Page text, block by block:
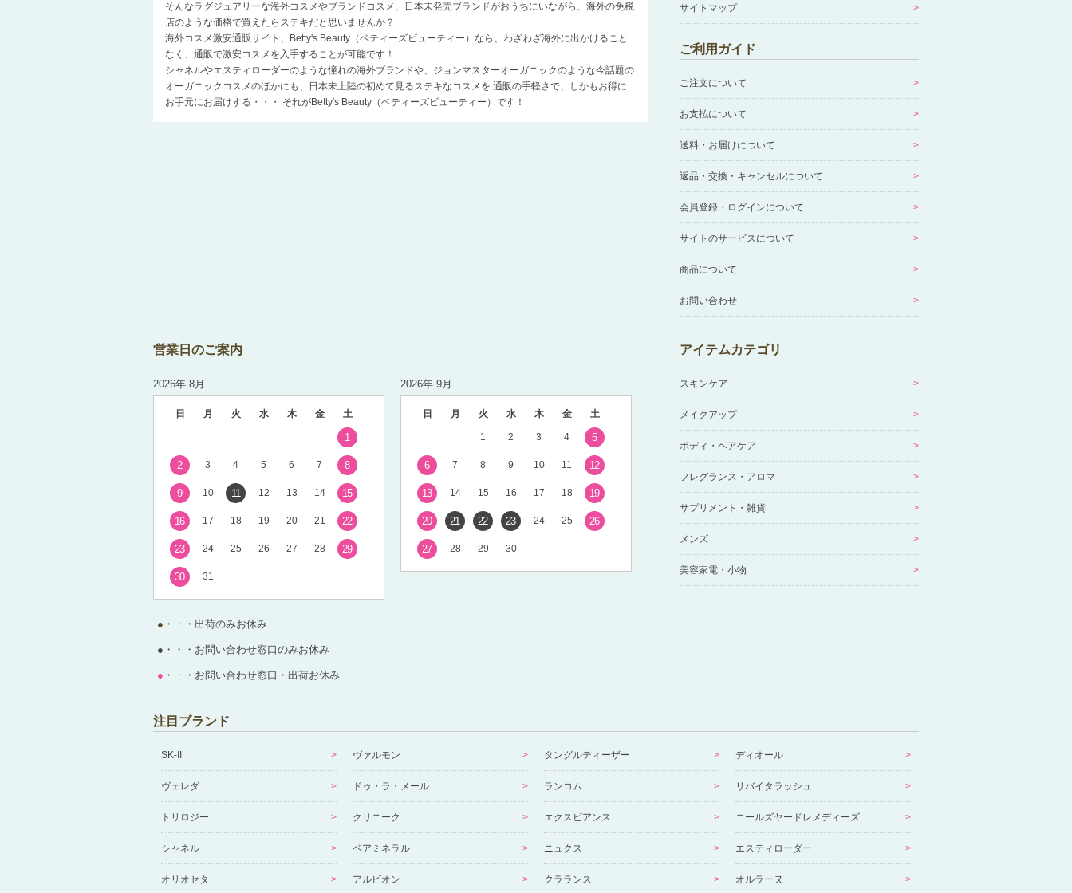
そんなラグジュアリーな海外コスメやブランドコスメ、日本未発売ブランドがおうちにいながら、海外の免税
店のような価格で買えたらステキだと思いませんか？
海外コスメ激安通販サイト、Betty's Beauty（ベティーズビューティー）なら、わざわざ海外に出かけること
なく、通販で激安コスメを入手することが可能です！
シャネルやエスティローダーのような憧れの海外ブランドや、ジョンマスターオーガニックのような今話題の
オーガニックコスメのほかにも、日本未上陸の初めて見るステキなコスメを 通販の手軽さで、しかもお得に
お手元にお届けする・・・ それがBetty's Beauty（ベティーズビューティー）です！
サイトマップ
ご利用ガイド
ご注文について
お支払について
送料・お届けについて
返品・交換・キャンセルについて
会員登録・ログインについて
サイトのサービスについて
商品について
お問い合わせ
営業日のご案内
2026年 8月
日 月 火 水 木 金 土
1
2 3 4 5 6 7 8
9 10 11 12 13 14 15
16 17 18 19 20 21 22
23 24 25 26 27 28 29
30 31
2026年 9月
日 月 火 水 木 金 土
1 2 3 4 5
6 7 8 9 10 11 12
13 14 15 16 17 18 19
20 21 22 23 24 25 26
27 28 29 30
● ・・・出荷のみお休み
● ・・・お問い合わせ窓口のみお休み
● ・・・お問い合わせ窓口・出荷お休み
アイテムカテゴリ
スキンケア
メイクアップ
ボディ・ヘアケア
フレグランス・アロマ
サプリメント・雑貨
メンズ
美容家電・小物
注目ブランド
SK-II ヴァルモン タングルティーザー ディオール
ヴェレダ ドゥ・ラ・メール ランコム リバイタラッシュ
トリロジー クリニーク エクスビアンス ニールズヤードレメディーズ
シャネル ベアミネラル ニュクス エスティローダー
オリオセタ アルビオン クラランス オルラーヌ